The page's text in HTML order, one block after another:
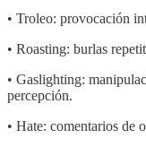
• Troleo: provocación
• Roasting: burlas
• Gaslighting:
percepción.
• Hate: comentarios de